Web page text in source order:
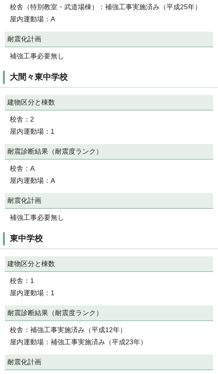
校舎（特別教室・武道場棟）：補強工事実施済み（平成25年）
屋内運動場：A
耐震化計画
補強工事必要無し
大間々東中学校
建物区分と棟数
校舎：2
屋内運動場：1
耐震診断結果（耐震度ランク）
校舎：A
屋内運動場：A
耐震化計画
補強工事必要無し
東中学校
建物区分と棟数
校舎：1
屋内運動場：1
耐震診断結果（耐震度ランク）
校舎：補強工事実施済み（平成12年）
屋内運動場：補強工事実施済み（平成23年）
耐震化計画